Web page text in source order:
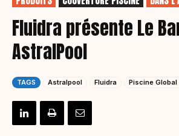
Fluidra présente Le
AstralPool
TAGS Astralpool Fluidra Piscine